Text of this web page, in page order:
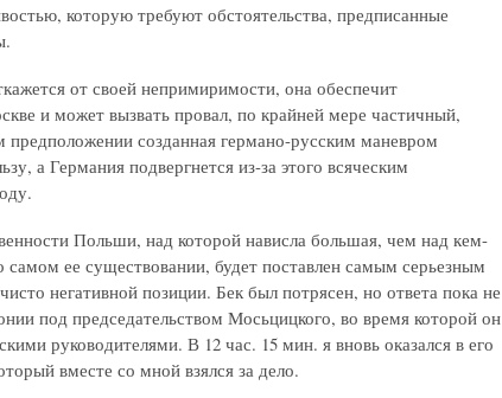
которую требуют обстоятельства, предписанные
от своей непримиримости, она обеспечит
и может вызвать провал, по крайней мере частичный,
созданная германо-русским маневром
а Германия подвергнется из-за этого всяческим
Польши, над которой нависла большая, чем над кем-
ее существовании, будет поставлен самым серьезным
негативной позиции. Бек был потрясен, но ответа пока не
под председательством Мосьцицкого, во время которой он
руководителями. В 12 час. 15 мин. я вновь оказался в его
вместе со мной взялся за дело.